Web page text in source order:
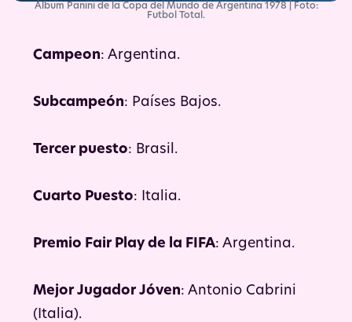
Álbum Panini de la Copa del Mundo de Argentina 1978 | Foto:
Futbol Total.
Campeon: Argentina.
Subcampeón: Países Bajos.
Tercer puesto: Brasil.
Cuarto Puesto: Italia.
Premio Fair Play de la FIFA: Argentina.
Mejor Jugador Jóven: Antonio Cabrini
(Italia).